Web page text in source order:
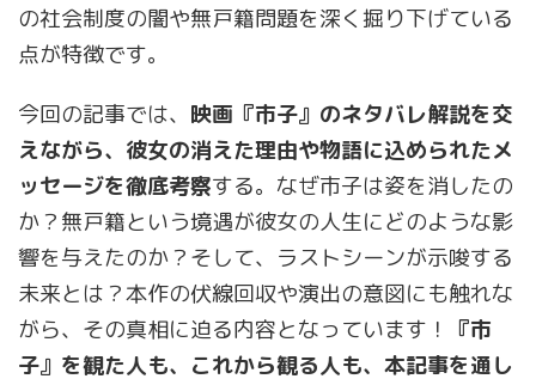
の社会制度の闇や無戸籍問題を深く掘り下げている
点が特徴です。
今回の記事では、 映画『市子』のネタバレ解説を交
えながら、彼女の消えた理由や物語に込められたメ
ッセージを徹底考察する。なぜ市子は姿を消したの
か？無戸籍という境遇が彼女の人生にどのような影
響を与えたのか？そして、ラストシーンが示唆する
未来とは？本作の伏線回収や演出の意図にも触れな
がら、その真相に迫る内容となっています！
『市
子』を観た人も、これから観る人も、本記事を通し